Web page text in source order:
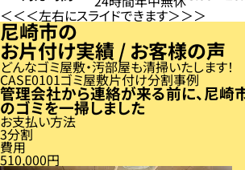
左右にスライドできます
尼崎市の
お片付け実績 / お客様の声
どんなゴミ屋敷・汚部屋も清掃いたします！
CASE 01ゴミ屋敷片付け分割事例
管理会社から連絡が来る前に、尼崎
のゴミを一掃しました
お支払い方法
3分割
費用
510,000円